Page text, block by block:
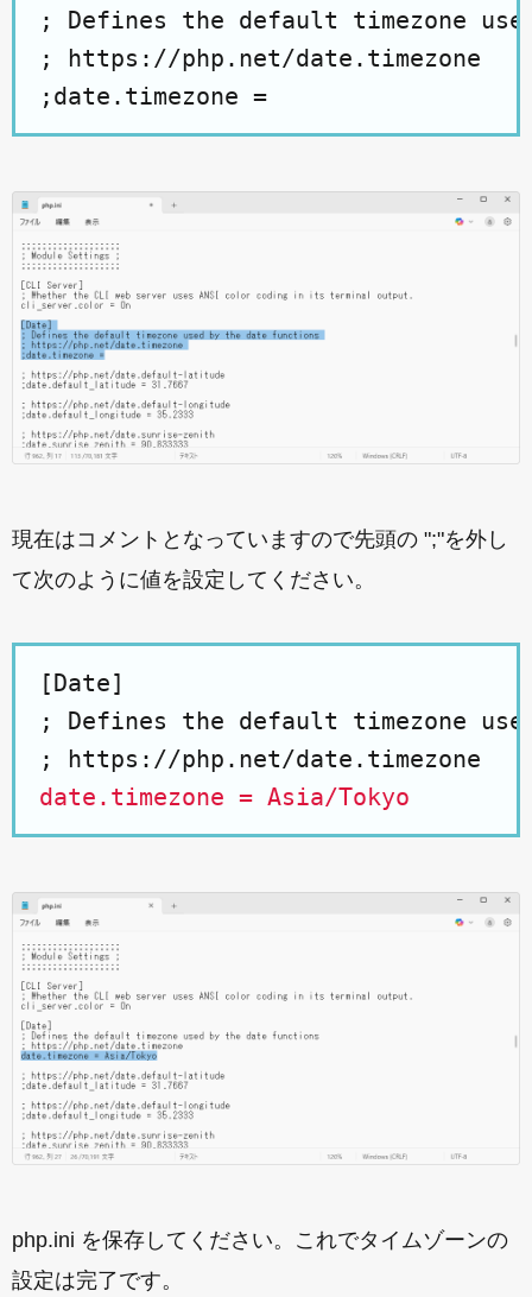
; Defines the default timezone
; https://php.net/date.timezone
現在はコメントとなっていますので先頭の ";"を外し
て次のように値を設定してください。
[Date]
; Defines the default timezone
date.timezone = Asia/Tokyo
php.ini を保存してください。これでタイムゾーンの
設定は完了です。